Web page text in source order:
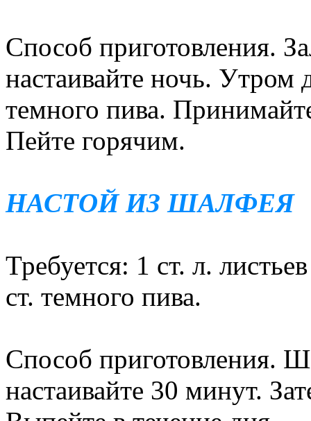
Способ приготовления.
настаивайте ночь. Утром
темного пива.
Пейте горячим.
НАСТОЙ ИЗ ШАЛФЕЯ
Требуется: 1 ст. л.
ст. темного пива.
Способ приготовления.
настаивайте 30 минут.